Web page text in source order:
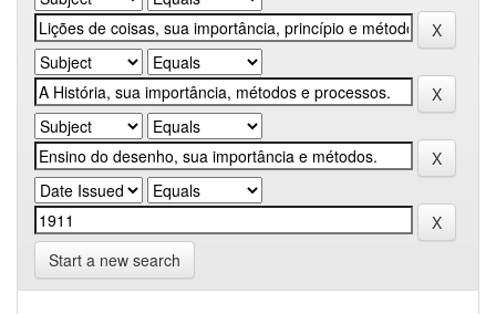
Start a new search